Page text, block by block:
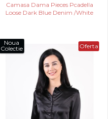
Camasa Dama Pieces Pcadella
Loose Dark Blue Denim /White
Oferta
Noua
Colectie